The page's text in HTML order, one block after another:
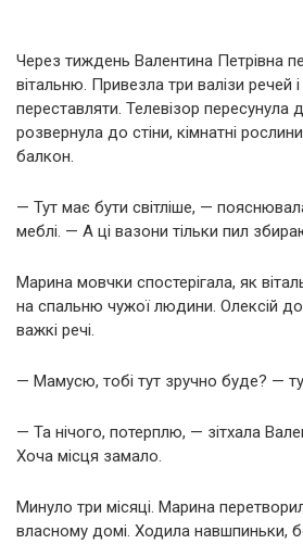
Через тиждень Валентина Петрівна
вітальню. Привезла три валізи речей
переставляти. Телевізор пересунула
розвернула до стіни, кімнатні
балкон.
— Тут має бути світліше, —
меблі. — А ці вазони тільки пил
Марина мовчки спостерігала, як
на спальню чужої людини. Олексій
важкі речі.
— Мамусю, тобі тут зручно буде? —
— Та нічого, потерплю, — зітхала
Хоча місця замало.
Минуло три місяці. Марина
власному домі. Ходила навшпиньки,